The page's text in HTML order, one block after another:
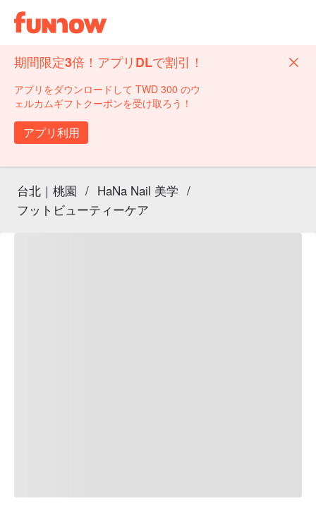
期間限定3倍！アプリDLで割引！
アプリをダウンロードして TWD 300 のウ
ェルカムギフトクーポンを受け取ろう！
アプリ利用
台北｜桃園 / HaNa Nail 美学 /
フットビューティーケア